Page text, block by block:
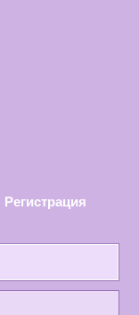
Регистрация